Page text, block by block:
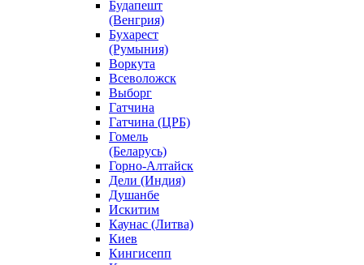
Будапешт
(Венгрия)
Бухарест
(Румыния)
Воркута
Всеволожск
Выборг
Гатчина
Гатчина (ЦРБ)
Гомель
(Беларусь)
Горно-Алтайск
Дели (Индия)
Душанбе
Искитим
Каунас (Литва)
Киев
Кингисепп